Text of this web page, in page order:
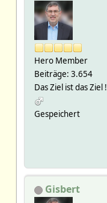
Hero Member
Beiträge: 3.654
Das Ziel ist das Ziel !
Gespeichert
Gisbert